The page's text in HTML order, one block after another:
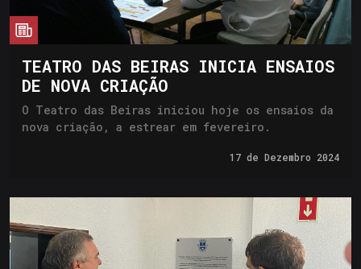
TEATRO DAS BEIRAS INICIA ENSAIOS
DE NOVA CRIAÇÃO
O Teatro das Beiras iniciou hoje os ensaios da
nova criação, a estrear em fevereiro.
17 de Dezembro 2024